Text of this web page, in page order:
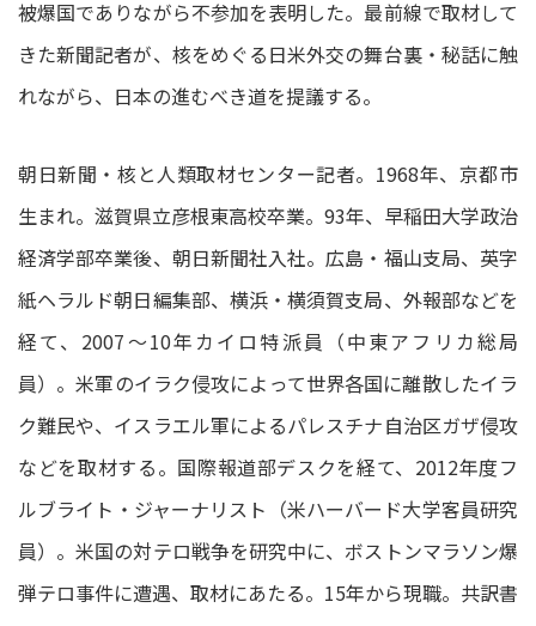
被爆国でありながら不参加を表明した。最前線で取材して
きた新聞記者が、核をめぐる日米外交の舞台裏・秘話に触
れながら、日本の進むべき道を提議する。
朝日新聞・核と人類取材センター記者。1968年、京都市
生まれ。滋賀県立彦根東高校卒業。93年、早稲田大学政治
経済学部卒業後、朝日新聞社入社。広島・福山支局、英字
紙ヘラルド朝日編集部、横浜・横須賀支局、外報部などを
経て、2007～10年カイロ特派員（中東アフリカ総局
員）。米軍のイラク侵攻によって世界各国に離散したイラ
ク難民や、イスラエル軍によるパレスチナ自治区ガザ侵攻
などを取材する。国際報道部デスクを経て、2012年度フ
ルブライト・ジャーナリスト（米ハーバード大学客員研究
員）。米国の対テロ戦争を研究中に、ボストンマラソン爆
弾テロ事件に遭遇、取材にあたる。15年から現職。共訳書